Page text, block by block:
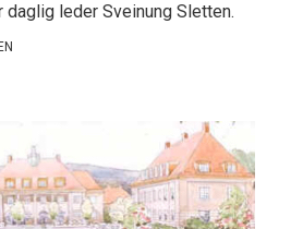
daglig leder Sveinung Sletten.